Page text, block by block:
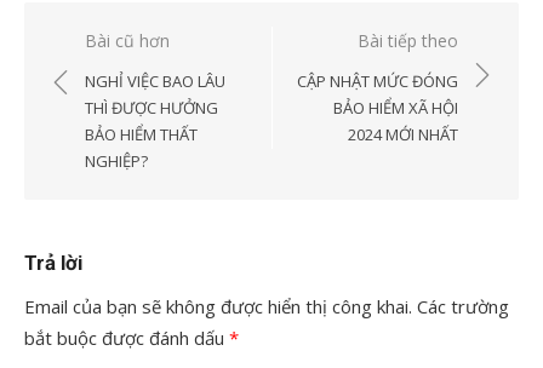
Điều
hướng
viết
Bài cũ hơn
NGHỈ VIỆC BAO LÂU
THÌ ĐƯỢC HƯỞNG
BẢO HIỂM THẤT
NGHIỆP?
Bài tiếp theo
CẬP NHẬT MỨC ĐÓNG
BẢO HIỂM XÃ HỘI
2024 MỚI NHẤT
Trả lời
Email của bạn sẽ không được hiển thị công khai. Các trường
bắt buộc được đánh dấu *